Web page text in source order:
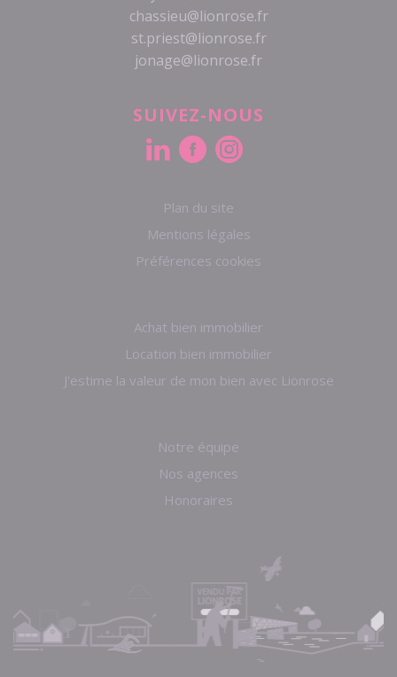
Plan du site
Mentions légales
Préférences cookies
Achat bien immobilier
Location bien immobilier
J'estime la valeur de mon bien avec Lionrose
Notre équipe
Nos agences
Honoraires
chassieu@lionrose.fr
st.priest@lionrose.fr
jonage@lionrose.fr
SUIVEZ-NOUS